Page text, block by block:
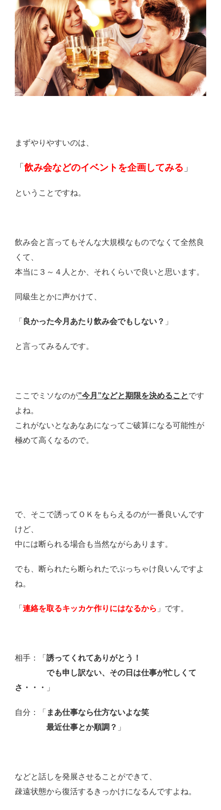
まずやりやすいのは、
「 飲み会などのイベントを企画してみる 」
ということですね。
飲み会と言ってもそんな大規模なものでなくて全然良
くて、
本当に３～４人とか、それくらいで良いと思います。
同級生とかに声かけて、
「 良かった今月あたり飲み会でもしない？ 」
と言ってみるんです。
ここでミソなのが”今月”などと期限を決めることです
よね。
これがないとなあなあになってご破算になる可能性が
極めて高くなるので。
で、そこで誘ってＯＫをもらえるのが一番良いんです
けど、
中には断られる場合も当然ながらあります。
でも、断られたら断られたでぶっちゃけ良いんですよ
ね。
「 連絡を取るキッカケ作りにはなるから 」 です。
相手：「 誘ってくれてありがとう！
でも申し訳ない、その日は仕事が忙しくて
さ・・・
」
自分：「 まあ仕事なら仕方ないよな笑
最近仕事とか順調？ 」
などと話しを発展させることができて、
疎遠状態から復活するきっかけになるんですよね。